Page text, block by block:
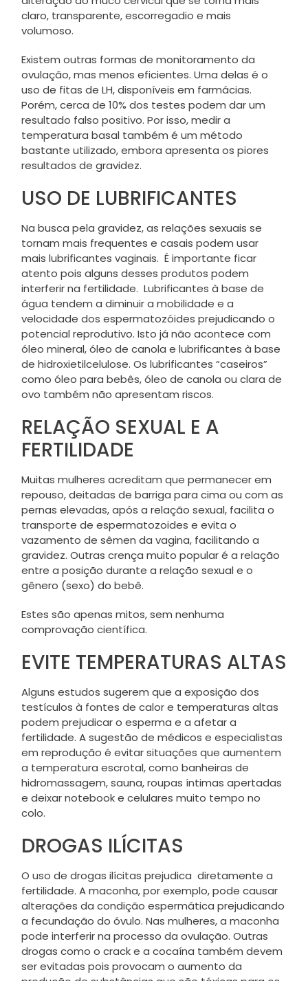
claro, transparente, escorregadio e mais
volumoso.
Existem outras formas de monitoramento da
ovulação, mas menos eficientes. Uma delas é o
uso de fitas de LH, disponíveis em farmácias.
Porém, cerca de 10% dos testes podem dar um
resultado falso positivo. Por isso, medir a
temperatura basal também é um método
bastante utilizado, embora apresenta os piores
resultados de gravidez.
USO DE LUBRIFICANTES
Na busca pela gravidez, as relações sexuais se
tornam mais frequentes e casais podem usar
mais lubrificantes vaginais. É importante ficar
atento pois alguns desses produtos podem
interferir na fertilidade. Lubrificantes à base de
água tendem a diminuir a mobilidade e a
velocidade dos espermatozóides prejudicando o
potencial reprodutivo. Isto já não acontece com
óleo mineral, óleo de canola e lubrificantes à base
de hidroxietilcelulose. Os lubrificantes “caseiros”
como óleo para bebês, óleo de canola ou clara de
ovo também não apresentam riscos.
RELAÇÃO SEXUAL E A
FERTILIDADE
Muitas mulheres acreditam que permanecer em
repouso, deitadas de barriga para cima ou com as
pernas elevadas, após a relação sexual, facilita o
transporte de espermatozoides e evita o
vazamento de sêmen da vagina, facilitando a
gravidez. Outras crença muito popular é a relação
entre a posição durante a relação sexual e o
gênero (sexo) do bebê.
Estes são apenas mitos, sem nenhuma
comprovação científica.
EVITE TEMPERATURAS ALTAS
Alguns estudos sugerem que a exposição dos
testículos à fontes de calor e temperaturas altas
podem prejudicar o esperma e a afetar a
fertilidade. A sugestão de médicos e especialistas
em reprodução é evitar situações que aumentem
a temperatura escrotal, como banheiras de
hidromassagem, sauna, roupas íntimas apertadas
e deixar notebook e celulares muito tempo no
colo.
DROGAS ILÍCITAS
O uso de drogas ilícitas prejudica diretamente a
fertilidade. A maconha, por exemplo, pode causar
alterações da condição espermática prejudicando
a fecundação do óvulo. Nas mulheres, a maconha
pode interferir na processo da ovulação. Outras
drogas como o crack e a cocaína também devem
ser evitadas pois provocam o aumento da